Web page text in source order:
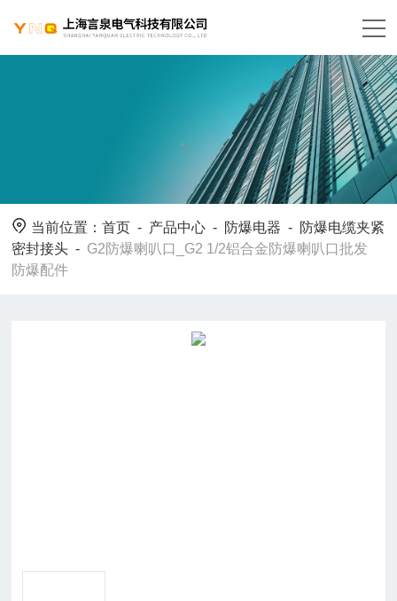
当前位置：首页 - 产品中心 - 防爆电器 - 防爆电缆夹紧
密封接头 - G2防爆喇叭口_G2 1/2铝合金防爆喇叭口批发
防爆配件